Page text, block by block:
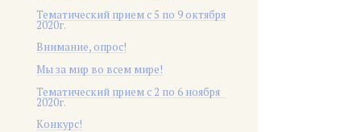
Тематический прием с 5 по 9 октября
2020г.
Внимание, опрос!
Мы за мир во всем мире!
Тематический прием с 2 по 6 ноября
2020г.
Конкурс!